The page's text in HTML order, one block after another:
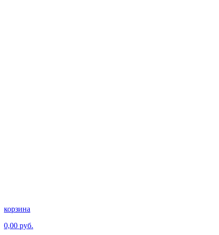
корзина
0,00 руб.